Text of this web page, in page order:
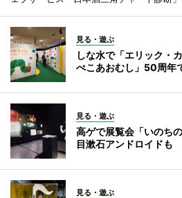
見る・遊ぶ
しな水で「エリック・
ぺこあおむし」50周年
見る・遊ぶ
高ゲで展覧会「いのち
目漱石アンドロイドも
見る・遊ぶ